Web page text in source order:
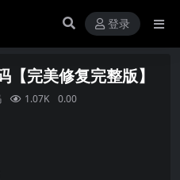
登录
完美修复完整版】
1.07K 0.00